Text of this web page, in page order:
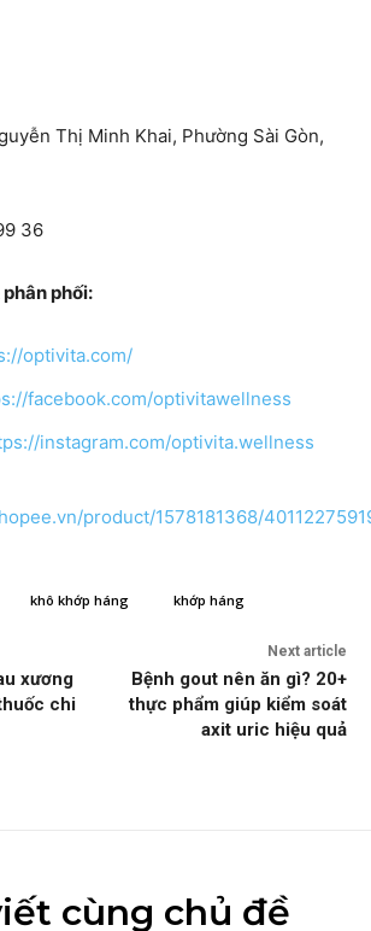
Thị Minh Khai, Phường Sài Gòn,
36
phân phối:
optivita.com/
facebook.com/optivitawellness
instagram.com/optivita.wellness
product/1578181368/
khô khớp háng khớp háng
xương
chi
Next article
Bệnh gout nên ăn gì? 20+
thực phẩm giúp kiểm soát
axit uric hiệu quả
cùng chủ đề